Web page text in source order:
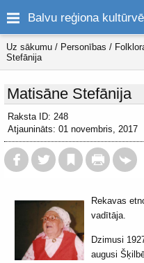
Balvu reģiona
Uz sākumu / Personības /
Stefānija
Matisāne Stefānija
Raksta ID: 248
Atjaunināts: 01 novembris, 2017
Rekavas
vadītāja.
Dzimusi
augusi